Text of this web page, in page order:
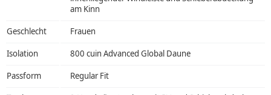
am Kinn
Geschlecht Frauen
Isolation 800 cuin Advanced Global Daune
Passform Regular Fit